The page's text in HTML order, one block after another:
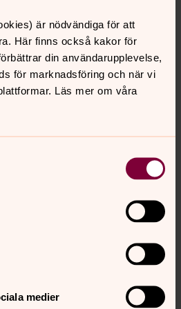
är nödvändiga för att
Här finns också kakor för
din användarupplevelse,
för marknadsföring och när vi
Läs mer om våra
medier
kaffe
augusti